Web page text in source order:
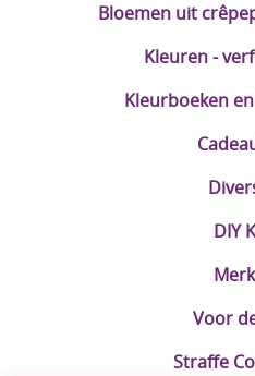
Bloemen uit
Kleuren -
Kleurboeken
DIY
Voor
Straffe